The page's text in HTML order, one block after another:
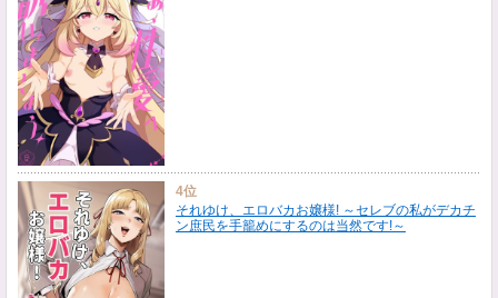
4位
それゆけ、エロバカお嬢様! ～セレブの私がデカチ
ン庶民を手籠めにするのは当然です!～